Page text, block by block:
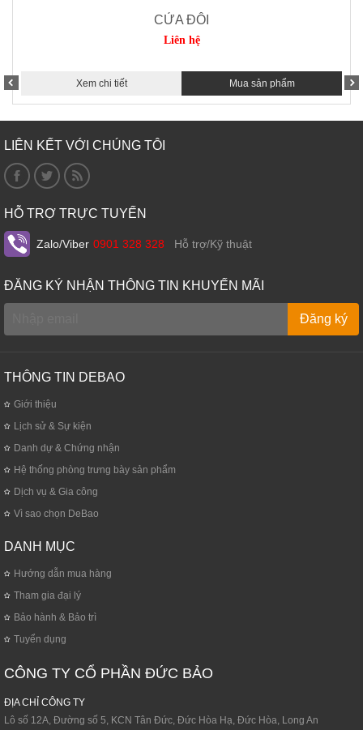
CỬA ĐÔI
Liên hệ
Xem chi tiết Mua sản phẩm
LIÊN KẾT VỚI CHÚNG TÔI
HỖ TRỢ TRỰC TUYẾN
Zalo/Viber 0901 328 328 Hỗ trợ/Kỹ thuật
ĐĂNG KÝ NHẬN THÔNG TIN KHUYẾN MÃI
THÔNG TIN DEBAO
Giới thiệu
Lịch sử & Sự kiện
Danh dự & Chứng nhận
Hệ thống phòng trưng bày sản phẩm
Dịch vụ & Gia công
Vì sao chọn DeBao
DANH MỤC
Hướng dẫn mua hàng
Tham gia đại lý
Bảo hành & Bảo trì
Tuyển dụng
CÔNG TY CỔ PHẦN ĐỨC BẢO
ĐỊA CHỈ CÔNG TY
Lô số 12A, Đường số 5, KCN Tân Đức, Đức Hòa Hạ, Đức Hòa, Long An